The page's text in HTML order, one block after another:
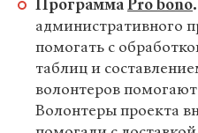
ПрограммаPro bono.
административного
помогать с
таблиц и
волонтеров
Волонтеры проекта